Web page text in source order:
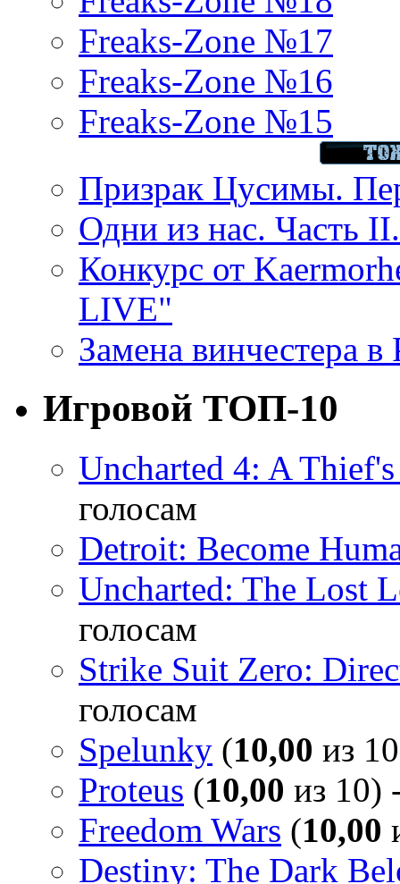
Freaks-Zone №17
Freaks-Zone №16
Freaks-Zone №15
Призрак Цусимы.
Одни из нас. Часть
Конкурс от
LIVE"
Замена винчестера
Игровой ТОП-10
Uncharted 4: A
голосам
Detroit: Become
Uncharted: The Lost
голосам
Strike Suit Zero:
голосам
Spelunky (10,00 из
Proteus (10,00 из 10)
Freedom Wars (10,00
Destiny: The Dark